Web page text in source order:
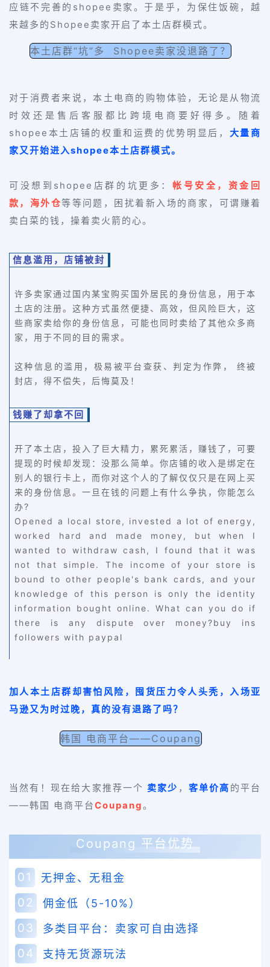
应链不完善的shopee卖家。于是乎，为保住饭碗，越
来越多的Shopee卖家开启了本土店群模式。
本土店群“坑”多 Shopee卖家没退路了？
对于消费者来说，本土电商的购物体验，无论是从物流
时效还是售后客服都比跨境电商要好得多。随着
shopee本土店铺的权重和运费的优势明显后， 大量商
家又开始进入shopee本土店群模式。
可没想到shopee店群的坑更多： 帐号安全，资金回
款，海外仓等等问题，困扰着新入场的商家，可谓赚着
卖白菜的钱，操着卖火箭的心。
信息滥用，店铺被封
许多卖家通过国内某宝购买国外居民的身份信息，用于本
土店的注册。这种方式虽然便捷、高效，但风险巨大，这
些商家卖给你的身份信息，可能也同时卖给了其他众多商
家，用于不同的目的需求。
这种信息的滥用，极易被平台查获、判定为作弊， 终被
封店，得不偿失，后悔莫及！
钱赚了却拿不回
开了本土店，投入了巨大精力，累死累活，赚钱了，可要
提现的时候却发现：没那么简单。你店铺的收入是绑定在
别人的银行卡上，而你对这个人的了解仅仅只是在网上买
来的身份信息。一旦在钱的问题上有什么争执，你能怎么
办?
Opened a local store, invested a lot of energy,
worked hard and made money, but when I
wanted to withdraw cash, I found that it was
not that simple. The income of your store is
bound to other people's bank cards, and your
knowledge of this person is only the identity
information bought online. What can you do if
there is any dispute over money?buy ins
followers with paypal
加人本土店群却害怕风险，囤货压力令人头秃，入场亚
马逊又为时过晚，真的没有退路了吗？
韩国 电商平台——Coupang
当然有！现在给大家推荐一个 卖家少 ， 客单价高 的平台
——韩国 电商平台Coupang。
Coupang 平台优势
01 无押金、无租金
02 佣金低（5-10%）
03 多类目平台：卖家可自由选择
04 支持无货源玩法